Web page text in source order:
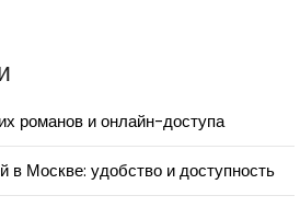
романов и онлайн-доступа
в Москве: удобство и доступность